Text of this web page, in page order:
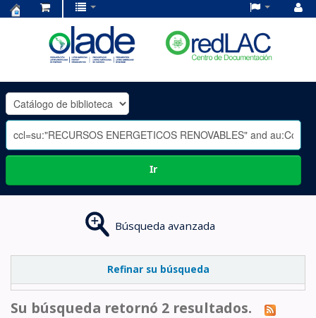
OLADE
-
Ir
Búsqueda avanzada
Refinar su búsqueda
Su búsqueda retornó 2 resultados.